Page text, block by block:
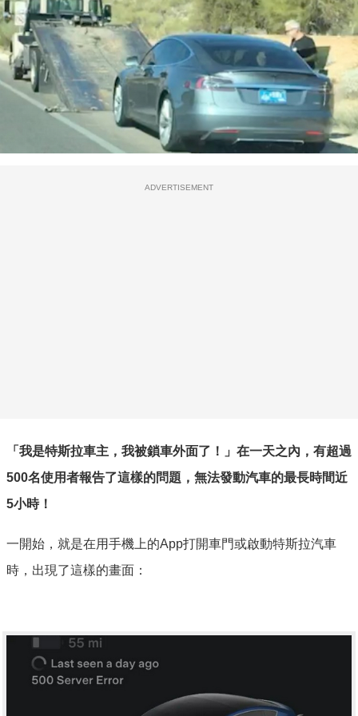
ADVERTISEMENT
「我是特斯拉車主，我被鎖車外面了！」在一天之內，有超過
500名使用者報告了這樣的問題，無法發動汽車的最長時間近
5小時！
一開始，就是在用手機上的App打開車門或啟動特斯拉汽車
時，出現了這樣的畫面：